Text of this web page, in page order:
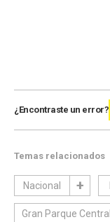
¿Encontraste un error?
Temas relacionados
Nacional
Gran Parque Central